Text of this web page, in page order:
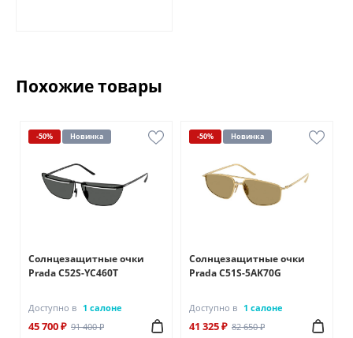
Похожие товары
-50% Новинка
Солнцезащитные очки
Prada C52S-YC460T
Доступно в 1 салоне
45 700 ₽ 91 400 ₽
-50% Новинка
Солнцезащитные очки
Prada C51S-5AK70G
Доступно в 1 салоне
41 325 ₽ 82 650 ₽